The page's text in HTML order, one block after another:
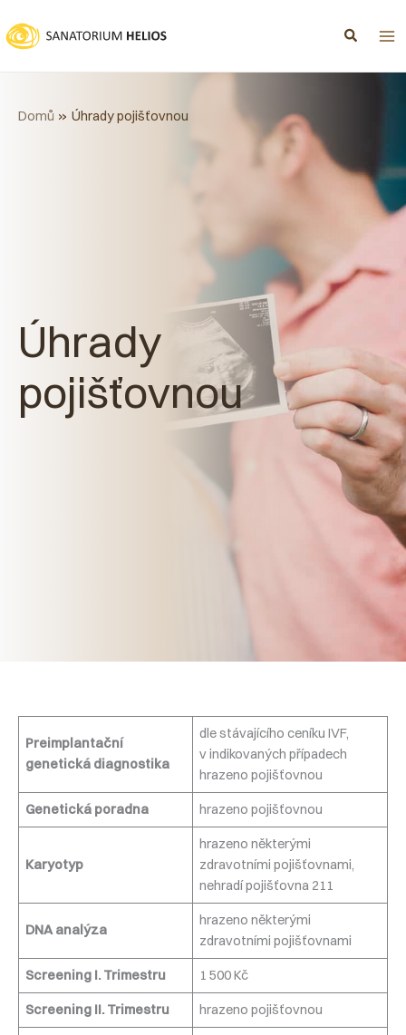
na
obsah
Úhrady
pojišťovnou
Domů Úhrady pojišťovnou
Preimplantační
genetická diagnostika
dle stávajícího ceníku IVF,
v indikovaných případech
hrazeno pojišťovnou
Genetická poradna hrazeno pojišťovnou
Karyotyp
hrazeno některými
zdravotními pojišťovnami,
nehradí pojišťovna 211
DNA analýza
hrazeno některými
zdravotními pojišťovnami
Screening I. Trimestru 1 500 Kč
Screening II. Trimestru hrazeno pojišťovnou